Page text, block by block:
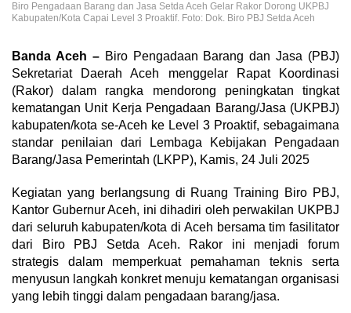
Biro Pengadaan Barang dan Jasa Setda Aceh Gelar Rakor Dorong UKPBJ
Kabupaten/Kota Capai Level 3 Proaktif. Foto: Dok. Biro PBJ Setda Aceh
Banda Aceh –Biro Pengadaan Barang dan Jasa (PBJ)
Sekretariat Daerah Aceh menggelar Rapat Koordinasi
(Rakor) dalam rangka mendorong peningkatan tingkat
kematangan Unit Kerja Pengadaan Barang/Jasa (UKPBJ)
kabupaten/kota se-Aceh ke Level 3 Proaktif, sebagaimana
standar penilaian dari Lembaga Kebijakan Pengadaan
Barang/Jasa Pemerintah (LKPP), Kamis, 24 Juli 2025
Kegiatan yang berlangsung di Ruang Training Biro PBJ,
Kantor Gubernur Aceh, ini dihadiri oleh perwakilan UKPBJ
dari seluruh kabupaten/kota di Aceh bersama tim fasilitator
dari Biro PBJ Setda Aceh. Rakor ini menjadi forum
strategis dalam memperkuat pemahaman teknis serta
menyusun langkah konkret menuju kematangan organisasi
yang lebih tinggi dalam pengadaan barang/jasa.